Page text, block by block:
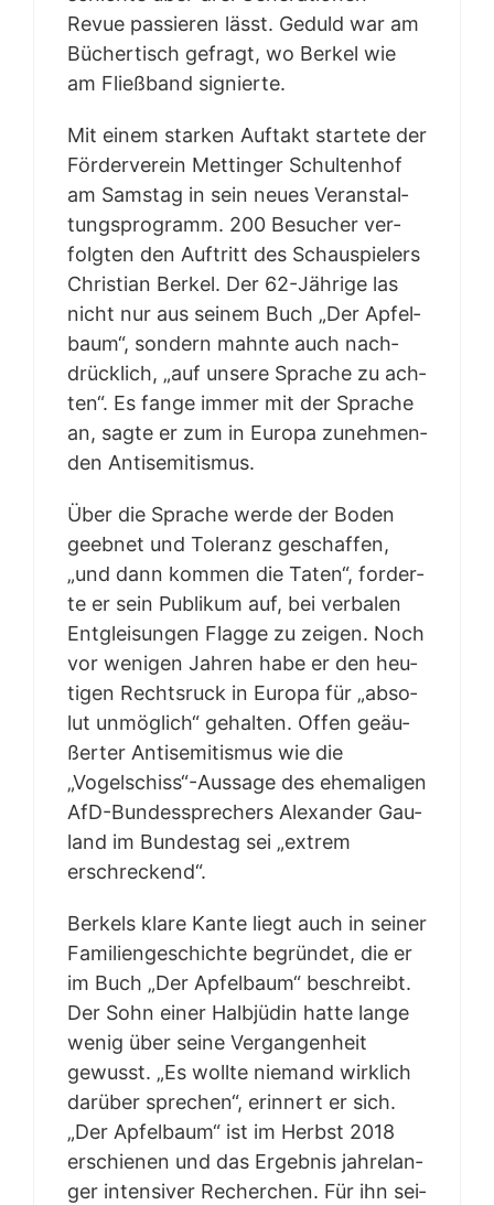
Revue pas­sie­ren lässt. Geduld war am
Bücher­tisch gefragt, wo Ber­kel wie
am Fließ­band signierte.
Mit einem star­ken Auf­takt star­te­te der
För­der­ver­ein Mett­in­ger Schul­ten­hof
am Sams­tag in sein neu­es Ver­an­stal­
tungs­pro­gramm. 200 Besu­cher ver­
folg­ten den Auf­tritt des Schau­spie­lers
Chris­ti­an Ber­kel. Der 62-Jäh­ri­ge las
nicht nur aus sei­nem Buch „Der Apfel­
baum“, son­dern mahn­te auch nach­
drück­lich, „auf unse­re Spra­che zu ach­
ten“. Es fan­ge immer mit der Spra­che
an, sag­te er zum in Euro­pa zuneh­men­
den Antisemitismus.
Über die Spra­che wer­de der Boden
geeb­net und Tole­ranz geschaf­fen,
„und dann kom­men die Taten“, for­der­
te er sein Publi­kum auf, bei ver­ba­len
Ent­glei­sun­gen Flag­ge zu zei­gen. Noch
vor weni­gen Jah­ren habe er den heu­
ti­gen Rechts­ruck in Euro­pa für „abso­
lut unmög­lich“ gehal­ten. Offen geäu­
ßer­ter Anti­se­mi­tis­mus wie die
„Vogelschiss“-Aussage des ehe­ma­li­gen
AfD-Bun­des­spre­chers Alex­an­der Gau­
land im Bun­des­tag sei „extrem
erschreckend“.
Ber­kels kla­re Kan­te liegt auch in sei­ner
Fami­li­en­ge­schich­te begrün­det, die er
im Buch „Der Apfel­baum“ beschreibt.
Der Sohn einer Halb­jü­din hat­te lan­ge
wenig über sei­ne Ver­gan­gen­heit
gewusst. „Es woll­te nie­mand wirk­lich
dar­über spre­chen“, erin­nert er sich.
„Der Apfel­baum“ ist im Herbst 2018
erschie­nen und das Ergeb­nis jah­re­lan­
ger inten­si­ver Recher­chen. Für ihn sei­